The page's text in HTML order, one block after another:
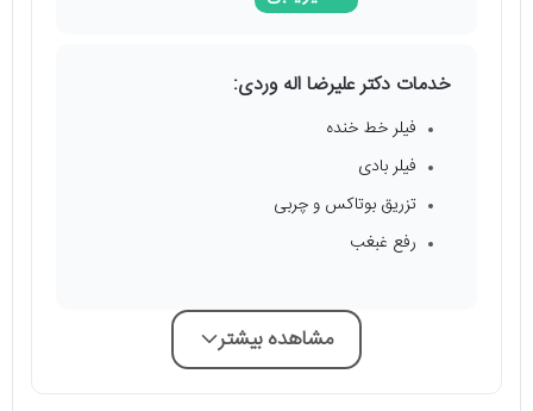
خدمات دکتر علیرضا اله وردی:
فیلر خط خنده
فیلر بادی
تزریق بوتاکس و چربی
رفع غبغب
مشاهده بیشتر